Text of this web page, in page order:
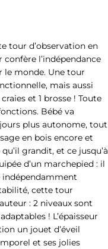
tour d’observation en
l’indépendance
le monde. Une tour
mais aussi
et 1 brosse ! Toute
Bébé va
plus autonome, tout
en bois encore et
grandit, et ce jusqu’à
d’un marchepied : il
indépendamment
cette tour
: 2 niveaux sont
! L’épaisseur
un jouet d’éveil
et ses jolies